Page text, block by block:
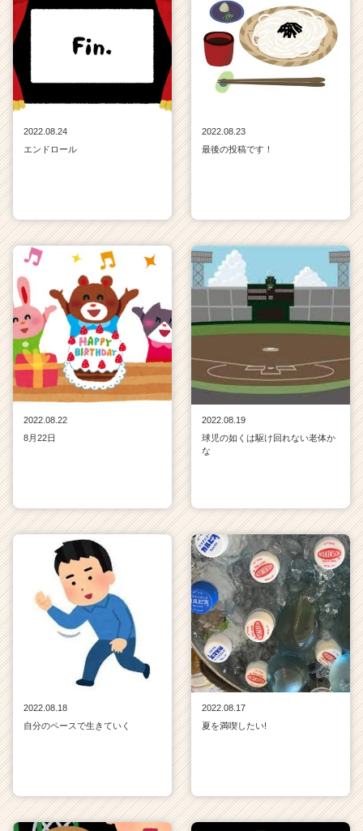
2022.08.24
エンドロール
2022.08.23
最後の投稿です！
2022.08.22
8月22日
2022.08.19
球児の如くは駆け回れない老体か
な
2022.08.18
自分のペースで生きていく
2022.08.17
夏を満喫したい!